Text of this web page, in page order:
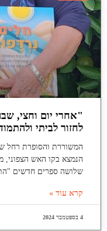
"אחרי יום וחצי,
לחזור לביתי
המשוררת והסופרת רחל
הנמצא בקו האש הצפוני,
שלושה ספרים חדשים
קרא עוד »
4 בספטמבר 2024